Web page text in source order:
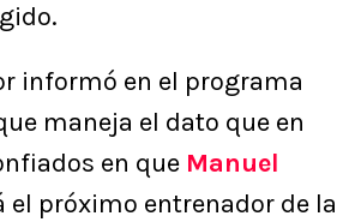
informó en el programa
maneja el dato que en
en que Manuel
el próximo entrenador de la